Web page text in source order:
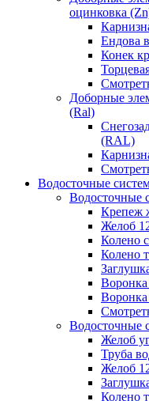
оцинковка
Ендова
Конек
Доборные
(Ral)
(RAL)
Водосточные
Водосточные
Крепеж
Желоб
Колено
Колено
Воронка
Водосточные
Желоб
Труба
Желоб
Колено